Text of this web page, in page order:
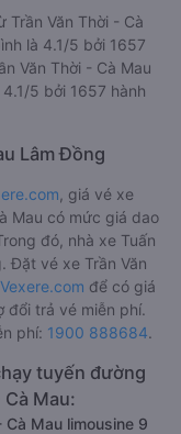
Văn Thời - Cà
là 4.1/5 bởi 1657
Văn Thời - Cà Mau
5 bởi 1657 hành
Lâm Đồng
, giá vé xe
Mau có mức giá dao
đó, nhà xe Tuấn
Đặt vé xe Trần Văn
Vexere.com để có giá
đổi trả vé miễn phí.
phí: 1900 888684.
tuyến đường
Mau:
Mau limousine 9